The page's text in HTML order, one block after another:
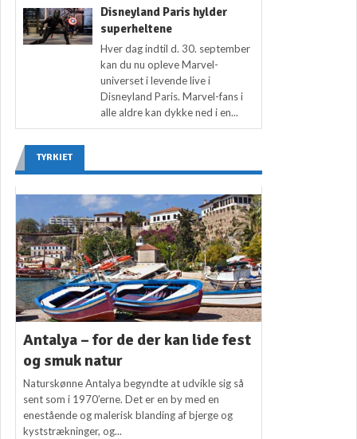
Disneyland Paris hylder
superheltene
Hver dag indtil d. 30. september
kan du nu opleve Marvel-
universet i levende live i
Disneyland Paris. Marvel-fans i
alle aldre kan dykke ned i en...
TYRKIET
Antalya – for de der kan lide fest
og smuk natur
Naturskønne Antalya begyndte at udvikle sig så
sent som i 1970’erne. Det er en by med en
enestående og malerisk blanding af bjerge og
kyststrækninger, og...